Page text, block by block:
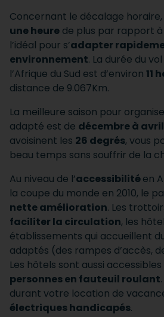
Concernant le décalage
une heure de plus par rapport à
l’idéal pour s’adapter
environnement. La durée du
l’Afrique du Sud est d’environ 11
distance de 9.067Km.
La meilleure saison pour
adapté est de décembre à avril
avoisinent les 26 degrés, vous
beau temps sans souffrir de la
Au niveau de l’accessibilitéen
la coupe du monde en 2010, le
nette amélioration. Les
faciliter la circulation, les
établissements qui accueillent
adaptés (des rampes d’accès,
Les hôtels sont aussi
personnes en fauteuil roulant
durant votre location de
électriques handicapés.